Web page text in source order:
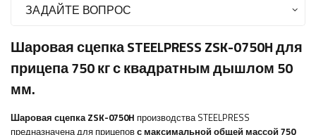
ЗАДАЙТЕ ВОПРОС
Шаровая сцепка STEELPRESS ZSK-0750H для
прицепа 750 кг с квадратным дышлом 50
мм.
Шаровая сцепка ZSK-0750H производства STEELPRESS
предназначена для прицеповс максимальной общей массой 750